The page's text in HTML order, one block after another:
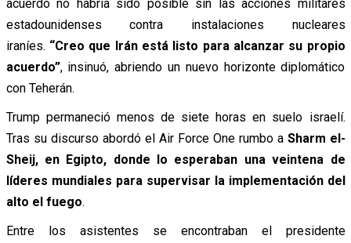
acuerdo no habría sido posible sin las acciones militares
estadounidenses contra instalaciones nucleares
iraníes. “Creo que Irán está listo para alcanzar su propio
acuerdo”, insinuó, abriendo un nuevo horizonte diplomático
con Teherán.
Trump permaneció menos de siete horas en suelo israelí.
Tras su discurso abordó el Air Force One rumbo a Sharm el-
Sheij, en Egipto, donde lo esperaban una veintena de
líderes mundiales para supervisar la implementación del
alto el fuego.
Entre los asistentes se encontraban el presidente